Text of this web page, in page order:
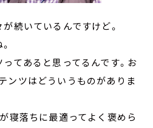
続いているんですけど。
てあると思ってるんです。お
ンツはどういうものがありま
寝落ちに最適ってよく褒めら